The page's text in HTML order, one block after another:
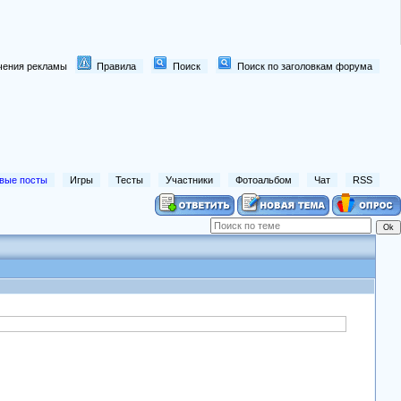
рекламы Правила Поиск Поиск по заголовкам форума
посты Игры Тесты Участники Фотоальбом Чат RSS